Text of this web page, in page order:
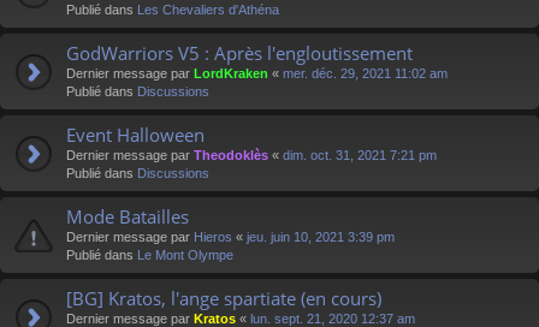
Publié dans Les Chevaliers d'Athéna
GodWarriors V5 : Après l'engloutissement
Dernier message par LordKraken « mer. déc. 29, 2021 11:02 am
Publié dans Discussions
Event Halloween
Dernier message par Theodoklès « dim. oct. 31, 2021 7:21 pm
Publié dans Discussions
Mode Batailles
Dernier message par Hieros « jeu. juin 10, 2021 3:39 pm
Publié dans Le Mont Olympe
[BG] Kratos, l'ange spartiate (en cours)
Dernier message par Kratos « lun. sept. 21, 2020 12:37 am